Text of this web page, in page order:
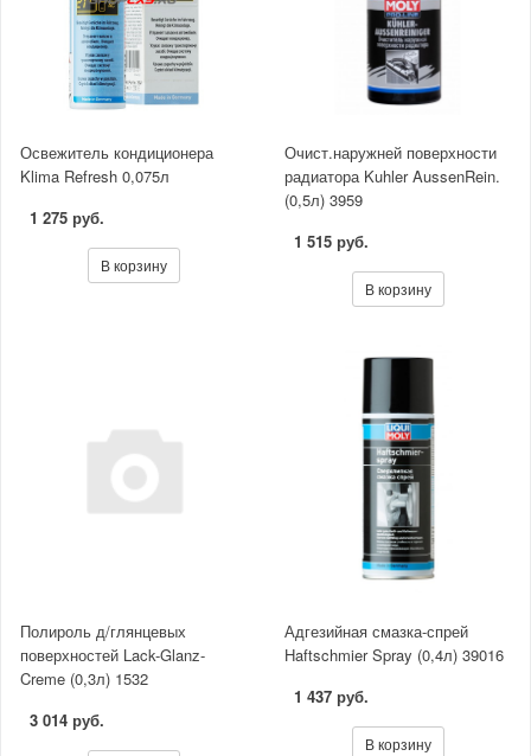
Освежитель кондиционера
Klima Refresh 0,075л
1 275 руб.
В корзину
Очист.наружней поверхности
радиатора Kuhler AussenRein.
(0,5л) 3959
1 515 руб.
В корзину
Полироль д/глянцевых
поверхностей Lack-Glanz-
Creme (0,3л) 1532
3 014 руб.
Адгезийная смазка-спрей
Haftschmier Spray (0,4л) 39016
1 437 руб.
В корзину